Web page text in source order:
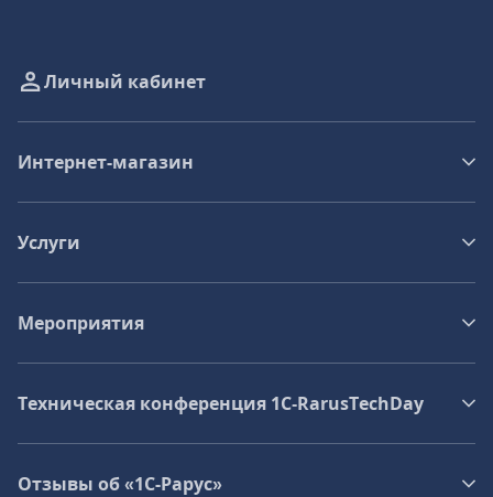
Личный кабинет
Интернет-магазин
Услуги
Мероприятия
Техническая конференция 1C‑RarusTechDay
Отзывы об «1С-Рарус»